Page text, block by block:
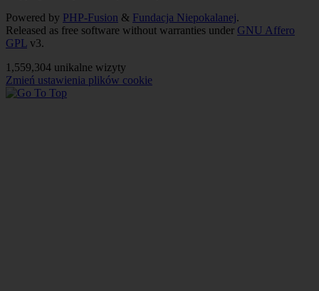
Powered by PHP-Fusion & Fundacja Niepokalanej.
Released as free software without warranties under GNU Affero
GPL v3.
1,559,304 unikalne wizyty
Zmień ustawienia plików cookie